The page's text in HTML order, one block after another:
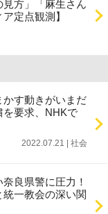
方」「麻生さん
定点観測】
す動きがいまだ
要求、NHKで
2022.07.21 | 社会
良県警に圧力！
一教会の深い関